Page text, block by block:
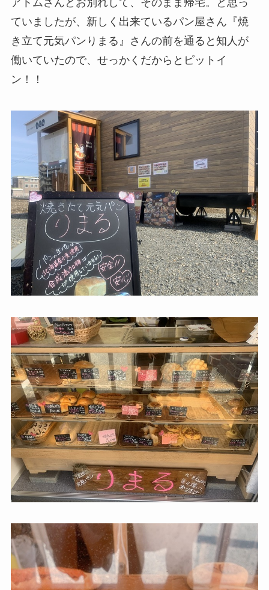
ていましたが、新しく出来ているパン屋さん『焼
き立て元気パンりまる』さんの前を通ると知人が
働いていたので、せっかくだからとピットイ
ン！！